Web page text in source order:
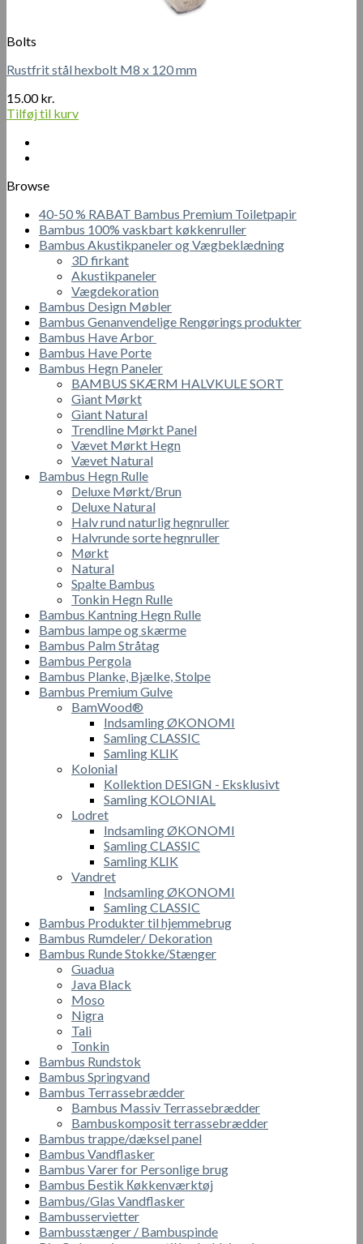
Bolts
Rustfrit stål hexbolt M8 x 120 mm
15.00kr.
Tilføj til kurv
Browse
40-50 % RABAT Bambus Premium Toiletpapir
Bambus 100% vaskbart køkkenruller
Bambus Akustikpaneler og Vægbeklædning
3D firkant
Akustikpaneler
Vægdekoration
Bambus Design Møbler
Bambus Genanvendelige Rengørings produkter
Bambus Have Arbor
Bambus Have Porte
Bambus Hegn Paneler
BAMBUS SKÆRM HALVKULE SORT
Giant Mørkt
Giant Natural
Trendline Mørkt Panel
Vævet Mørkt Hegn
Vævet Natural
Bambus Hegn Rulle
Deluxe Mørkt/Brun
Deluxe Natural
Halv rund naturlig hegnruller
Halvrunde sorte hegnruller
Mørkt
Natural
Spalte Bambus
Tonkin Hegn Rulle
Bambus Kantning Hegn Rulle
Bambus lampe og skærme
Bambus Palm Stråtag
Bambus Pergola
Bambus Planke, Bjælke, Stolpe
Bambus Premium Gulve
BamWood®
Indsamling ØKONOMI
Samling CLASSIC
Samling KLIK
Kolonial
Kollektion DESIGN - Eksklusivt
Samling KOLONIAL
Lodret
Indsamling ØKONOMI
Samling CLASSIC
Samling KLIK
Vandret
Indsamling ØKONOMI
Samling CLASSIC
Bambus Produkter til hjemmebrug
Bambus Rumdeler/ Dekoration
Bambus Runde Stokke/Stænger
Guadua
Java Black
Moso
Nigra
Tali
Tonkin
Bambus Rundstok
Bambus Springvand
Bambus Terrassebrædder
Bambus Massiv Terrassebrædder
Bambuskomposit terrassebrædder
Bambus trappe/dæksel panel
Bambus Vandflasker
Bambus Varer for Personlige brug
Bambus Бestik Кøkkenværktøj
Bambus/Glas Vandflasker
Bambusservietter
Bambusstænger / Bambuspinde